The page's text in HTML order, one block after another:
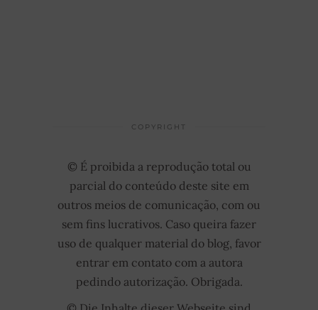
COPYRIGHT
© É proibida a reprodução total ou
parcial do conteúdo deste site em
outros meios de comunicação, com ou
sem fins lucrativos. Caso queira fazer
uso de qualquer material do blog, favor
entrar em contato com a autora
pedindo autorização. Obrigada.